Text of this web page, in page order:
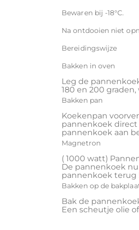
Bewaren bij -18°C.
Na ontdooien niet
Bereidingswijze
Bakken in oven
Leg de
180 en 200
Bakken pan
Koekenpan
pannenkoek direct
pannenkoek aan
Magnetron
( 1000 watt)
De pannenkoek
pannenkoek terug
Bakken op de
Bak de
Een scheutje olie